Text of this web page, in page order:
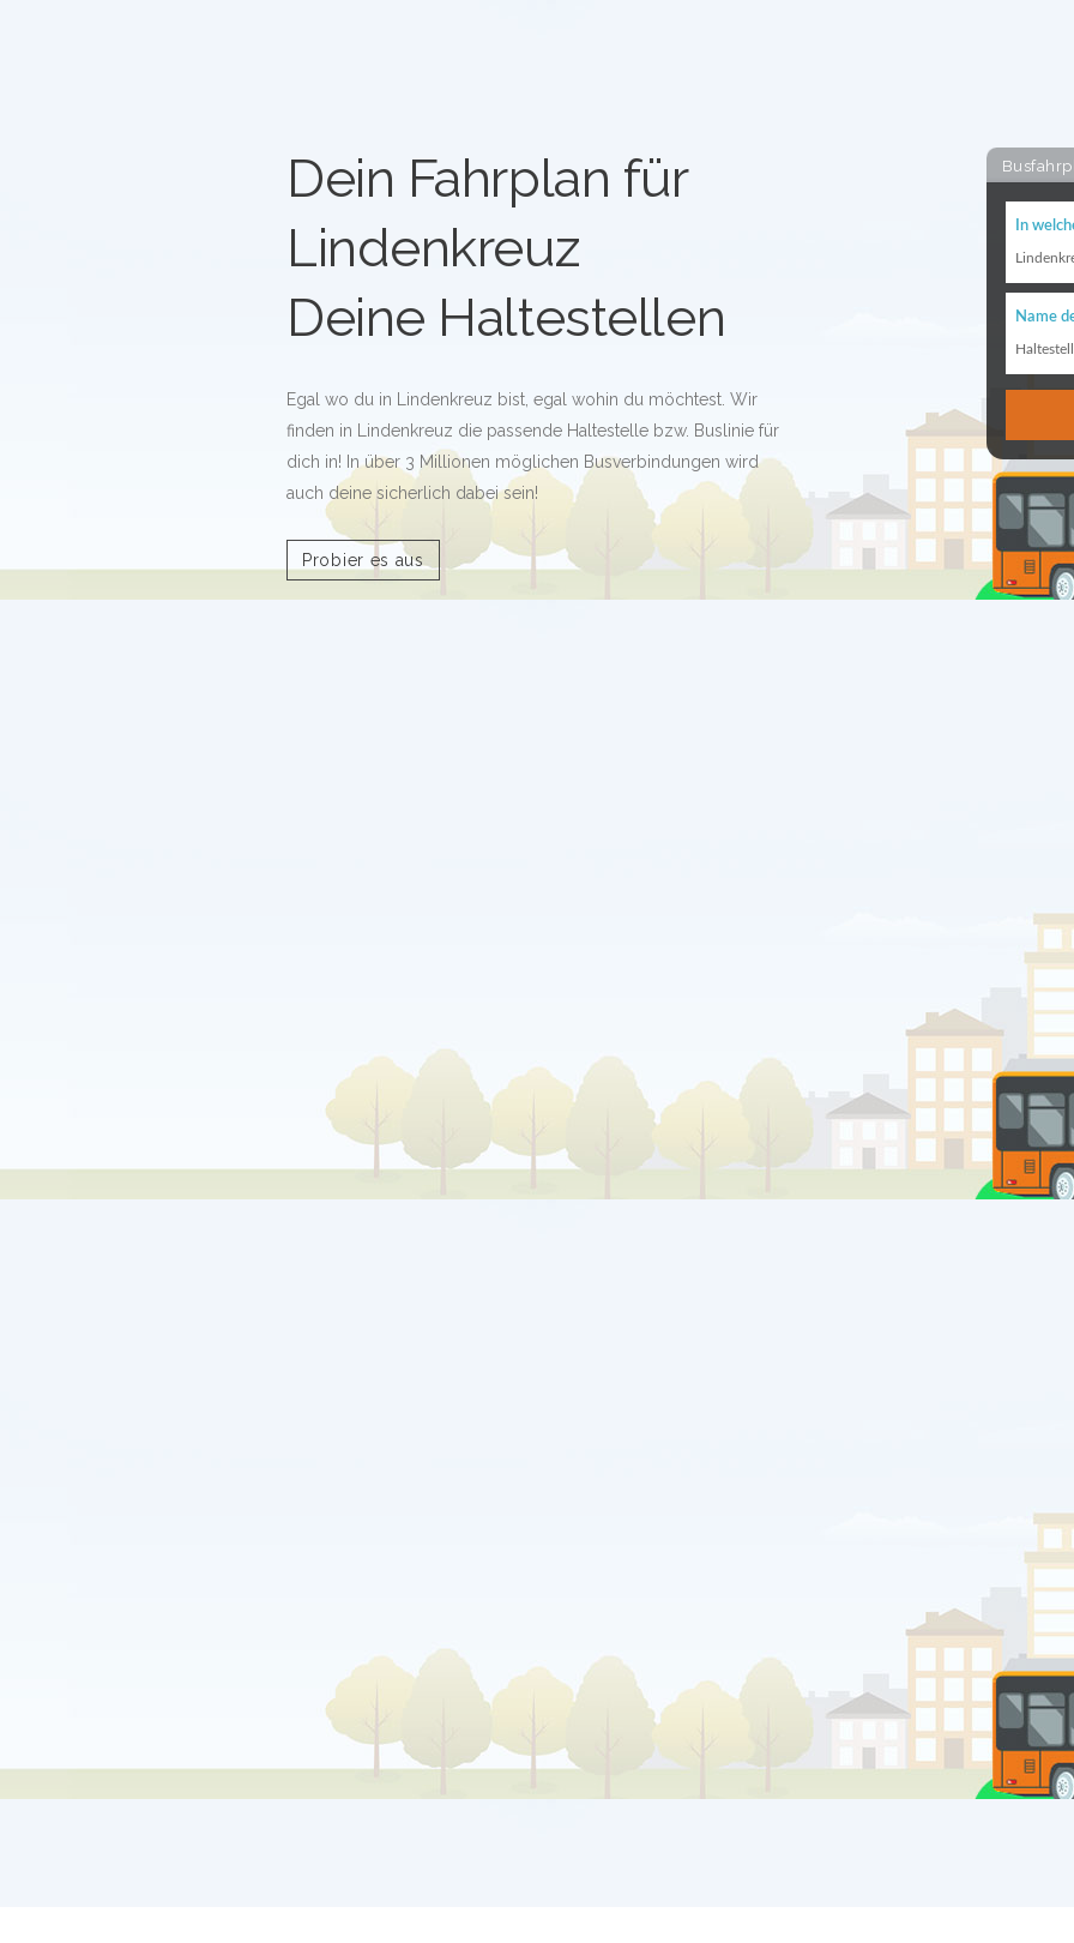
In
Name
Dein Fahrplan für
Lindenkreuz
Deine Haltestellen
Egal wo du in Lindenkreuz bist, egal wohin du möchtest. Wir
finden in Lindenkreuz die passende Haltestelle bzw. Buslinie für
dich in! In über 3 Millionen möglichen Busverbindungen wird
auch deine sicherlich dabei sein!
Probier es aus